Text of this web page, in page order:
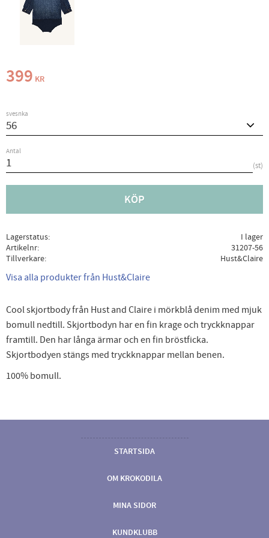
399 KR
svesnka
Antal
st
KÖP
Lagerstatus
I lager
Artikelnr
31207-56
Tillverkare
Hust&Claire
Visa alla produkter från Hust&Claire
Cool skjortbody från Hust and Claire i mörkblå denim med mjuk
bomull nedtill. Skjortbodyn har en fin krage och tryckknappar
framtill. Den har långa ärmar och en fin bröstficka.
Skjortbodyen stängs med tryckknappar mellan benen.
100% bomull.
STARTSIDA
OM KROKODILA
MINA SIDOR
KUNDKLUBB